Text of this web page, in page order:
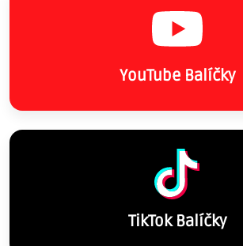
YouTube Balíčky
TikTok Balíčky